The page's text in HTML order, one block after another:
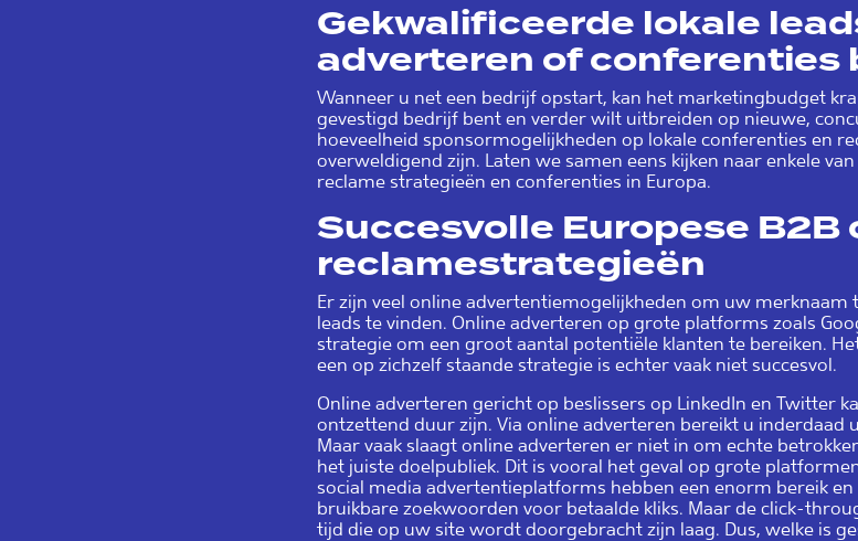
Gekwalificeerde lokale
adverteren of conferenties
Wanneer u net een bedrijf opstart, kan het marketingbudget
gevestigd bedrijf bent en verder wilt uitbreiden op nieuwe,
hoeveelheid sponsormogelijkheden op lokale conferenties en
overweldigend zijn. Laten we samen eens kijken naar enkele
reclame strategieën en conferenties in Europa.
Succesvolle Europese B2B
reclamestrategieën
Er zijn veel online advertentiemogelijkheden om uw merknaam
leads te vinden. Online adverteren op grote platforms zoals
strategie om een groot aantal potentiële klanten te bereiken.
een op zichzelf staande strategie is echter vaak niet succesvol.
Online adverteren gericht op beslissers op LinkedIn en Twitter
ontzettend duur zijn. Via online adverteren bereikt u inderdaad
Maar vaak slaagt online adverteren er niet in om echte
het juiste doelpubliek. Dit is vooral het geval op grote
social media advertentieplatforms hebben een enorm bereik
bruikbare zoekwoorden voor betaalde kliks. Maar de click-
tijd die op uw site wordt doorgebracht zijn laag. Dus, welke is